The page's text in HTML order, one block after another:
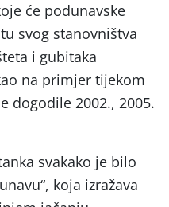
će podunavske
svog stanovništva
i gubitaka
na primjer tijekom
dogodile 2002., 2005.
svakako je bilo
koja izražava